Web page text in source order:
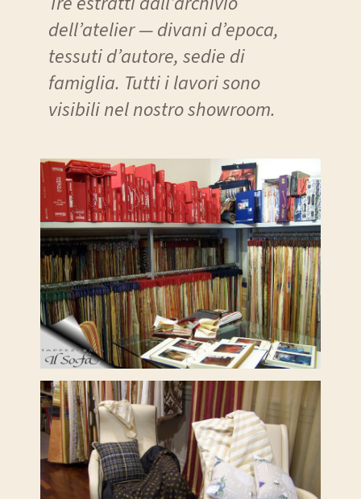
dell’atelier — divani d’epoca,
tessuti d’autore, sedie di
famiglia. Tutti i lavori sono
visibili nel nostro showroom.